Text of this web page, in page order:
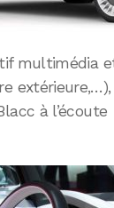
multimédia
extérieure,…),
à l’écoute